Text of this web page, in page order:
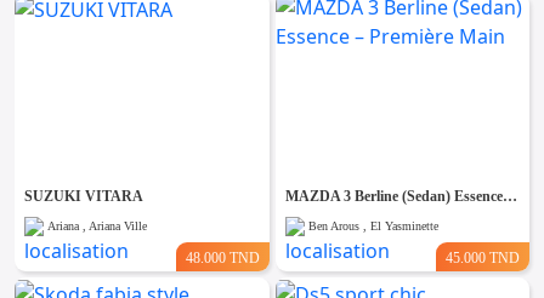
SUZUKI VITARA
Ariana , Ariana Ville
48.000 TND
MAZDA 3 Berline (Sedan) Essence – Première Main
Ben Arous , El Yasminette
45.000 TND